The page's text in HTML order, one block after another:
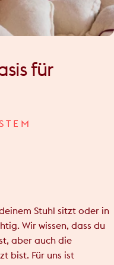
für
Stuhl sitzt oder in
Wir wissen, dass du
aber auch die
bist. Für uns ist